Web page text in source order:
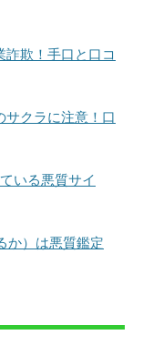
詐欺！手口と口コ
サクラに注意！口
いる悪質サイ
か）は悪質鑑定